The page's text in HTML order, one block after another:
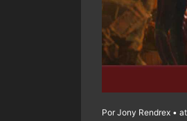
Por Jony Rendrex •